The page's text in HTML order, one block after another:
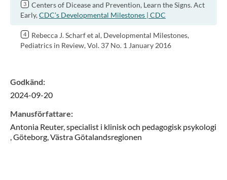
Centers of Dicease and Prevention, Learn the Signs. Act
Early,CDC’s Developmental Milestones | CDC
Rebecca J. Scharf et al, Developmental Milestones,
Pediatrics in Review, Vol. 37 No. 1 January 2016
Godkänd:
2024-09-20
Manusförfattare:
Antonia Reuter,specialist i klinisk och pedagogisk psykologi
,Göteborg, Västra Götalandsregionen